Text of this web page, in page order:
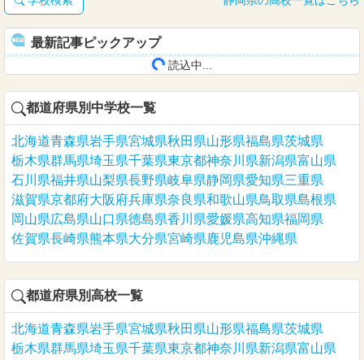
最新記事ピックアップ
読込中...
都道府県別中学校一覧
北海道青森県岩手県宮城県秋田県山形県福島県茨城県
栃木県群馬県埼玉県千葉県東京都神奈川県新潟県富山県
石川県福井県山梨県長野県岐阜県静岡県愛知県三重県
滋賀県京都府大阪府兵庫県奈良県和歌山県鳥取県島根県
岡山県広島県山口県徳島県香川県愛媛県高知県福岡県
佐賀県長崎県熊本県大分県宮崎県鹿児島県沖縄県
都道府県別高校一覧
北海道青森県岩手県宮城県秋田県山形県福島県茨城県
栃木県群馬県埼玉県千葉県東京都神奈川県新潟県富山県